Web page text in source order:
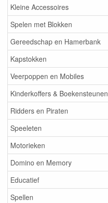
Kleine Accessoires
Spelen met Blokken
Gereedschap en Hamerbank
Kapstokken
Veerpoppen en Mobiles
Kinderkoffers & Boekensteunen
Ridders en Piraten
Speeleten
Motorieken
Domino en Memory
Educatief
Spellen